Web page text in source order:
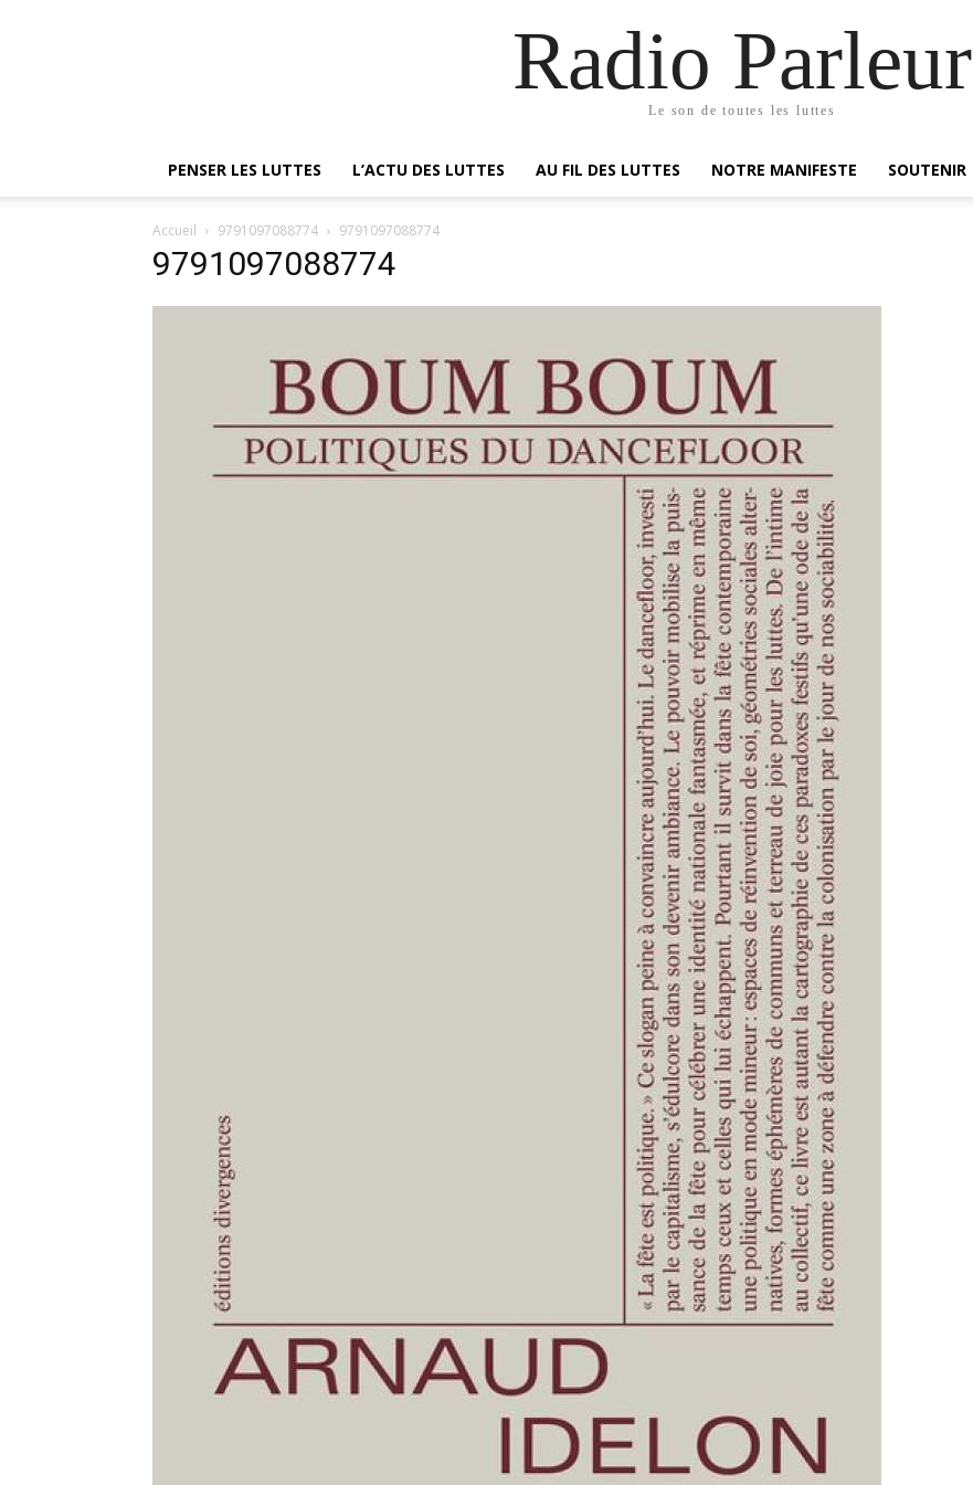
Radio Parleur
Le son de toutes les luttes
PENSER LES LUTTES L’ACTU DES LUTTES AU FIL DES LUTTES NOTRE MANIFESTE SOUTENIR
Accueil 9791097088774 9791097088774
9791097088774